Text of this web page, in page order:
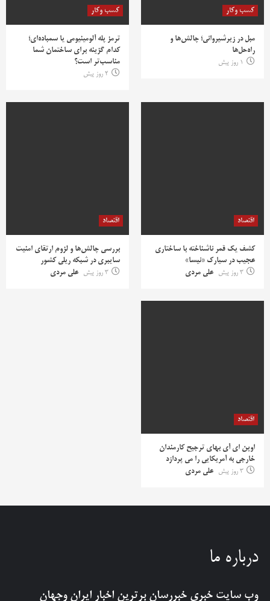
کسب وکار
مبل در زیرشیروانی؛ چالش‌ها و
راه‌حل‌ها
1 روز پیش
کسب وکار
ترمز پله آلومینیومی یا سمباده‌ای؛
کدام گزینه برای ساختمان شما
مناسب‌تر است؟
2 روز پیش
اقتصاد
کشف یک قمر ناشناخته با ساختاری
عجیب در سیارک «نیسا»
3 روز پیش
علی مردی
اقتصاد
بررسی چالش‌ها و لزوم ارتقای امنیت
سایبری در شبکه ریلی کشور
3 روز پیش
علی مردی
اقتصاد
اوپن ای آی بهای ترجیح کارمندان
خارجی به آمریکایی را می پردازد
3 روز پیش
علی مردی
درباره ما
وب سایت خبری خبررسان برترین اخبار ایران وجهان